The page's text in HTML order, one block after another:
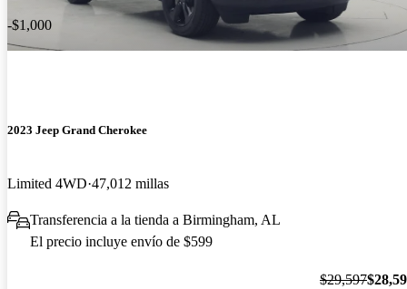
-$1,000
2023 Jeep Grand Cherokee
Limited 4WD 47,012 millas
Transferencia a la tienda a Birmingham, AL
El precio incluye envío de $599
$29,597